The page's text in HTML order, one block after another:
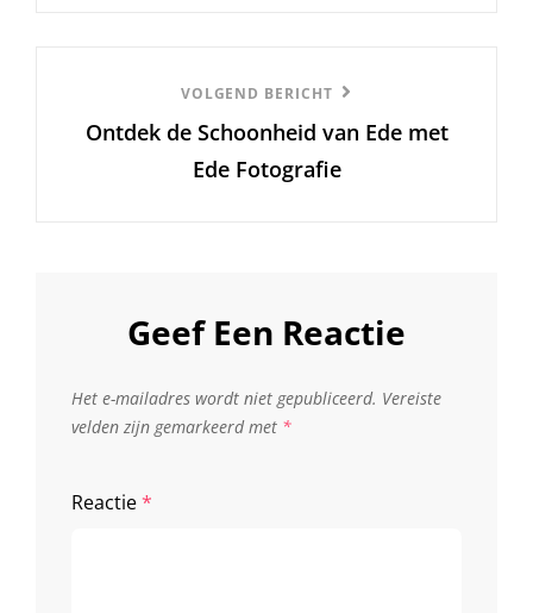
Bericht
VOLGEND BERICHT
Ontdek de Schoonheid van Ede met
Ede Fotografie
Geef Een Reactie
Het e-mailadres wordt niet gepubliceerd. Vereiste
velden zijn gemarkeerd met *
Reactie*